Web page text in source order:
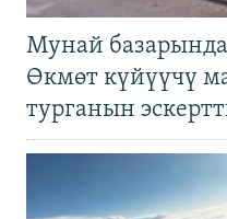
Мунай
Өкмөт күйүүчү
турганын